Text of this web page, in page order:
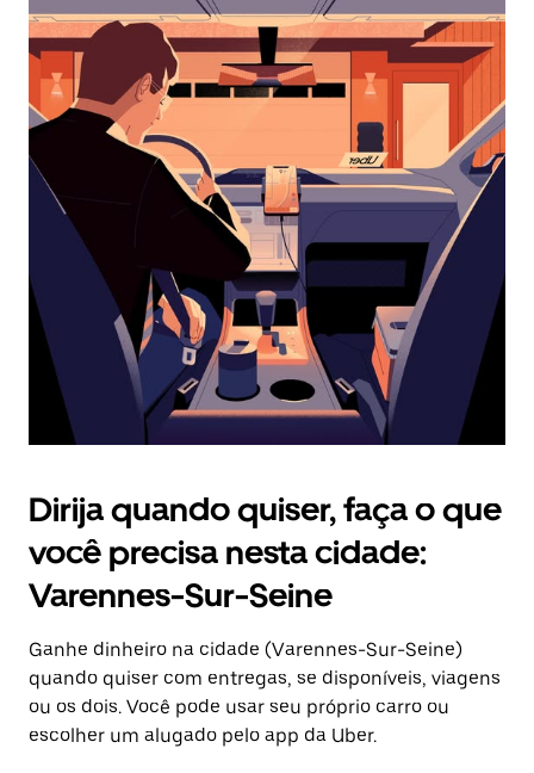
o
calendário
selecionar
uma
data.
Pressione
a
tecla
“ESC”
o
calendário.
Dirija quando quiser, faça o que
você precisa nesta cidade:
Varennes-Sur-Seine
Ganhe dinheiro na cidade (Varennes-Sur-Seine)
quando quiser com entregas, se disponíveis, viagens
ou os dois. Você pode usar seu próprio carro ou
escolher um alugado pelo app da Uber.